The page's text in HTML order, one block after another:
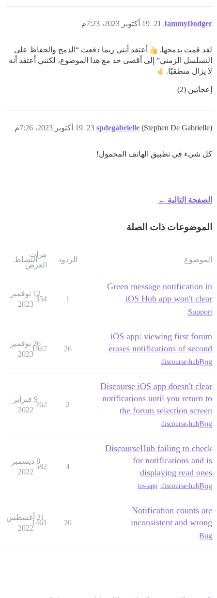
JammyDodger 19 أكتوبر 2023، 7:23م 21
لقد قمت بدمجها.
أعتقد أنني ربما دفعت “الدمج والحفاظ على
التسلسل الزمني” إلى أقصى حد مع هذا الموضوع، لكنني أعتقد أنه
لا يزال منطقيًا.
إعجابَين (2)
spdegabrielle (Stephen De Gabrielle) 19 أكتوبر 2023، 7:26م 23
كل شيء في تطبيق الهاتف المحمول!
الصفحة التالية ←
الموضوعات ذات الصلة
الموضوع الردود
مرات
العرض
النشاط
Green message notification in
iOS Hub app won't clear
Support
1
354
12 نوفمبر
2023
iOS app: viewing first forum
erases notifications of second
Bug
discourse-hub
26
1947
26 نوفمبر
2023
Discourse iOS app doesn't clear
notifications until you return to
the forum selection screen
Bug
discourse-hub
2
762
9 فبراير
2022
DiscourseHub failing to check
for notifications and is
displaying read ones
Bug
discourse-hub
,
ios-app
4
582
8 ديسمبر
2022
Notification counts are
inconsistent and wrong
Bug
20
1461
21 أغسطس
2022